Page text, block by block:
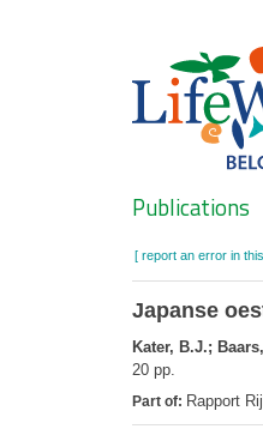
Publications
[ report an error in
Japanse
Kater, B.J.;
20 pp.
Part of: Rapport